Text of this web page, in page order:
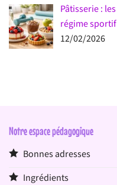
Pâtisserie :
régime sportif
12/02/2026
Notre espace pédagogique
Bonnes adresses
Ingrédients